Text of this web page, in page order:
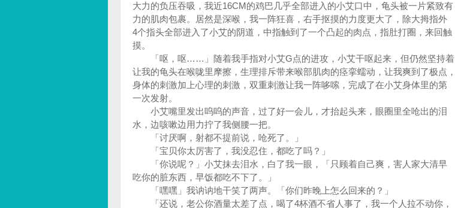
大力的负压吞吸，我近16CM的鸡巴几乎全部进入的小艾口中，龟头被一片紧致有
力的肌肉包裹。居然是深喉，我一阵狂喜，右手抠摸的力度更大了，除大拇指外
4个指头全部进入了小艾的阴道，中指触到了一个凸起的肉点，指肚打圈，来回触
摸。
「呕，呕……」随着我手指对小艾G点的进攻，小艾干呕起来，但仍然坚持着
让我的龟头在喉咙里摩擦，生理排斥带来喉部肌肉的痉挛蠕动，让我爽到了极点，
身体的刺激加上心理的刺激，双重刺激让我一阵哆嗦，完成了在小艾身体里的第
一次发射。
小艾嘴里发出呜呜的声音，过了好一会儿，才抬起头来，眼圈里全呛出的泪
水，边咳嗽边用力拧了我侧腰一把。
「讨厌啊，射都不提前说，呛死了。」
「宝贝你太厉害了，我没忍住，都吃了吗？」
「你说呢？」小艾抹去泪水，白了我一眼，「只顾着自己爽，害人家大清早
吃你的脏东西，早饭都吃不下了。」
「嘿嘿」我讷讷地干笑了两声。「你们昨晚上怎么回来的？」
「还说，老公你酒量太差了点，喝了4杯酒不省人事了，我一个人拉不动你，